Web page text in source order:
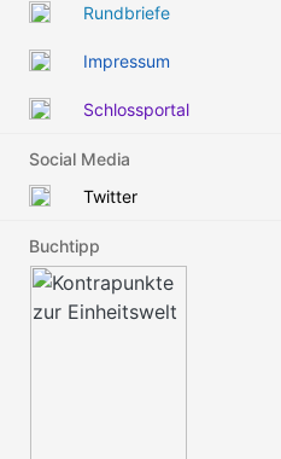
Rundbriefe
Impressum
Schlossportal
Social Media
Twitter
Buchtipp